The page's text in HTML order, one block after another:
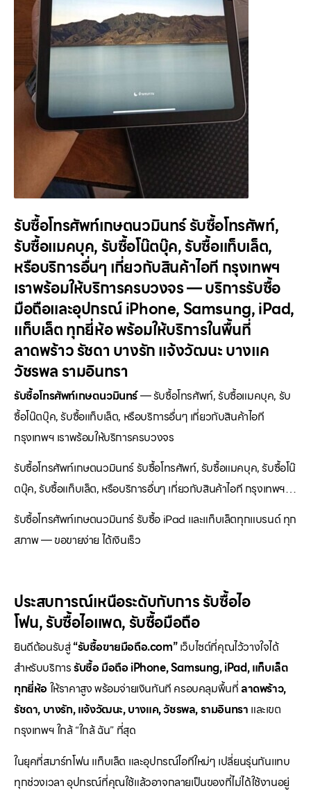
รับซื้อโทรศัพท์เกษตนวมินทร์ รับซื้อโทรศัพท์,
รับซื้อแมคบุค, รับซื้อโน๊ตบุ๊ค, รับซื้อแท็บเล็ต,
หรือบริการอื่นๆ เกี่ยวกับสินค้าไอที กรุงเทพฯ
เราพร้อมให้บริการครบวงจร — บริการรับซื้อ
มือถือและอุปกรณ์ iPhone, Samsung, iPad,
แท็บเล็ต ทุกยี่ห้อ พร้อมให้บริการในพื้นที่
ลาดพร้าว รัชดา บางรัก แจ้งวัฒนะ บางแค
วัชรพล รามอินทรา
รับซื้อโทรศัพท์เกษตนวมินทร์— รับซื้อโทรศัพท์, รับซื้อแมคบุค, รับ
ซื้อโน๊ตบุ๊ค, รับซื้อแท็บเล็ต, หรือบริการอื่นๆ เกี่ยวกับสินค้าไอที
กรุงเทพฯ เราพร้อมให้บริการครบวงจร
รับซื้อโทรศัพท์เกษตนวมินทร์ รับซื้อโทรศัพท์, รับซื้อแมคบุค, รับซื้อโน๊
ตบุ๊ค, รับซื้อแท็บเล็ต, หรือบริการอื่นๆ เกี่ยวกับสินค้าไอที กรุงเทพฯ…
รับซื้อโทรศัพท์เกษตนวมินทร์ รับซื้อ iPad และแท็บเล็ตทุกแบรนด์ ทุก
สภาพ — ขอขายง่าย ได้เงินเร็ว
ประสบการณ์เหนือระดับกับการรับซื้อไอ
โฟน,รับซื้อไอแพด,รับซื้อมือถือ
ยินดีต้อนรับสู่“รับซื้อขายมือถือ.com”เว็บไซต์ที่คุณไว้วางใจได้
สำหรับบริการรับซื้อ มือถือ iPhone, Samsung, iPad, แท็บเล็ต
ทุกยี่ห้อให้ราคาสูง พร้อมจ่ายเงินทันที ครอบคลุมพื้นที่ลาดพร้าว,
รัชดา, บางรัก, แจ้งวัฒนะ, บางแค, วัชรพล, รามอินทรา และเขต
กรุงเทพฯ ใกล้ “ใกล้ ฉัน” ที่สุด
ในยุคที่สมาร์ทโฟน แท็บเล็ต และอุปกรณ์ไอทีใหม่ๆ เปลี่ยนรุ่นกันแทบ
ทุกช่วงเวลา อุปกรณ์ที่คุณใช้แล้วอาจกลายเป็นของที่ไม่ได้ใช้งานอยู่